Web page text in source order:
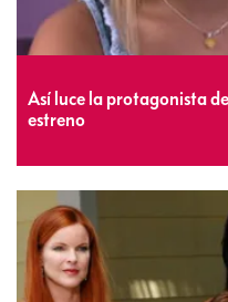
Así luce la protagonista de
estreno